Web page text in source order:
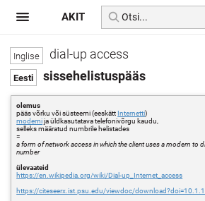
dial-up access
sissehelistuspääs
olemus
pääs võrku või süsteemi (eeskätt Internetti)
modemija üldkasutatava telefonivõrgu kaudu,
selleks määratud numbrile helistades
=
a form of network access in which the client uses a modem to
number
ülevaateid
https://en.wikipedia.org/wiki/Dial-up_Internet_access
https://citeseerx.ist.psu.edu/viewdoc/
AKIT